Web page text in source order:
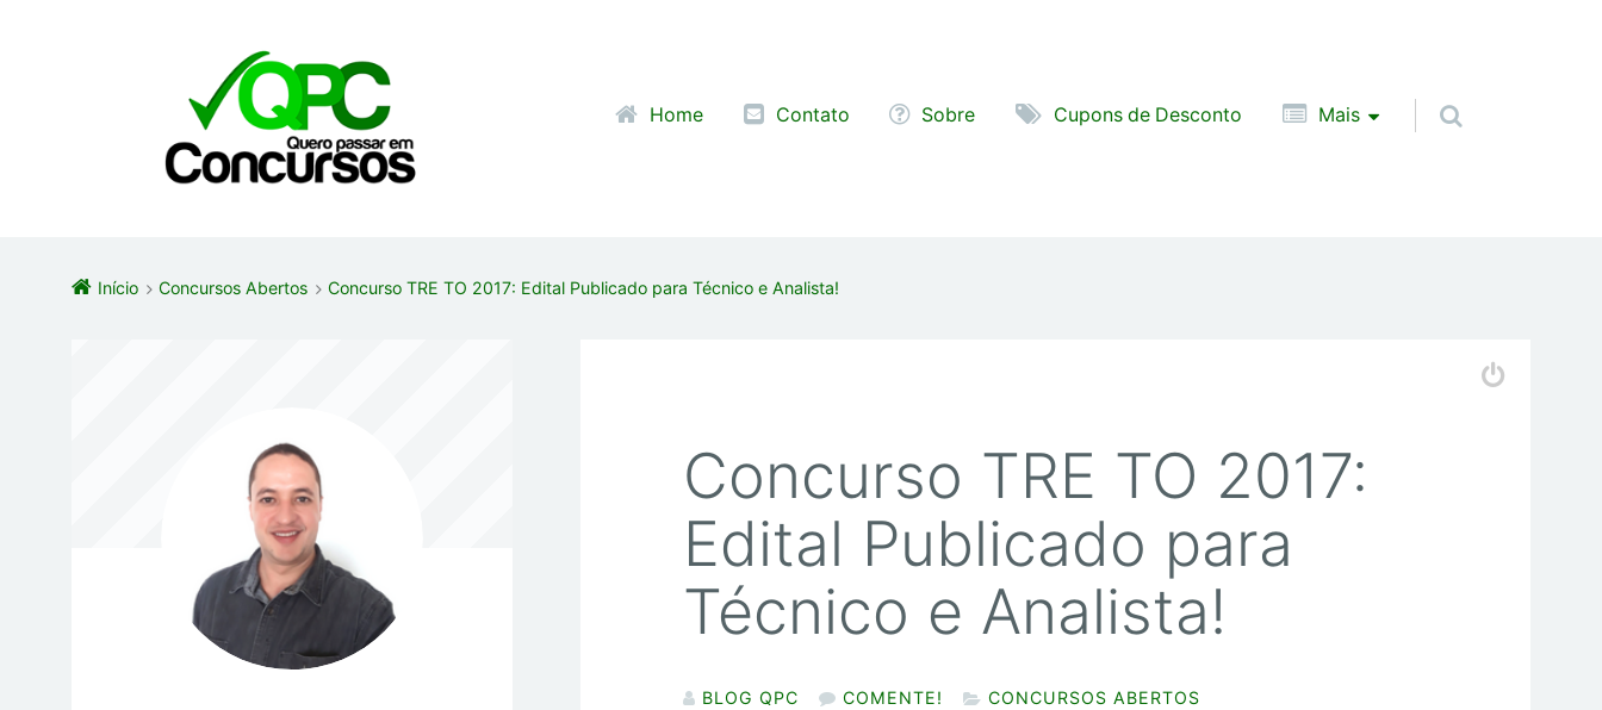
Pular para o conteúdo
Home Contato Sobre Cupons de Desconto Mais
Início Concursos Abertos Concurso TRE TO 2017: Edital Publicado para Técnico e Analista!
Concurso TRE TO 2017:
Edital Publicado para
Técnico e Analista!
BLOG QPC COMENTE! CONCURSOS ABERTOS